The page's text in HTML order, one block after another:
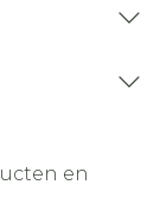
en